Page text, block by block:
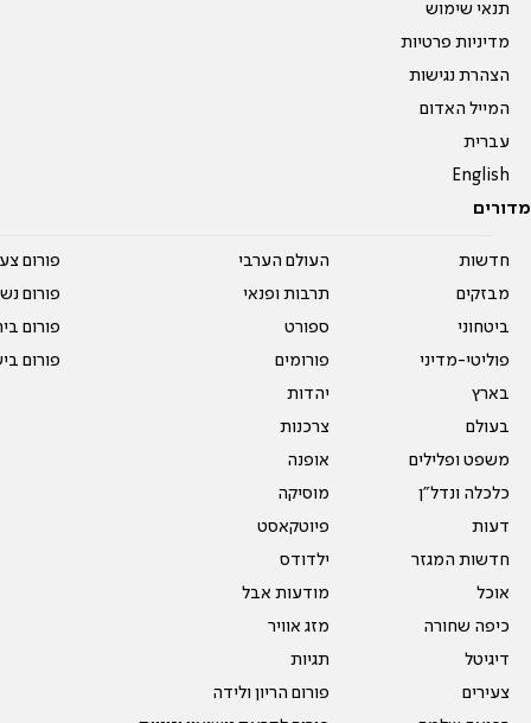
תנאי שימוש
מדיניות פרטיות
הצהרת נגישות
המייל האדום
עברית
English
מדורים
חדשות
מבזקים
ביטחוני
פוליטי-מדיני
בארץ
בעולם
משפט ופלילים
כלכלה ונדל"ן
דעות
חדשות המגזר
אוכל
כיפה שחורה
דיגיטל
צעירים
העולם הערבי
תרבות ופנאי
ספורט
פורומים
יהדות
צרכנות
אופנה
מוסיקה
פיוטקאסט
ילדודס
מודעות אבל
מזג אוויר
תגיות
פורום הריון ולידה
פורום
פורום
פורום
פורום